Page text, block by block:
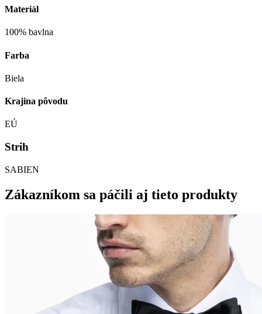
Materiál
100% bavlna
Farba
Biela
Krajina pôvodu
EÚ
Strih
SABIEN
Zákazníkom sa páčili aj tieto produkty